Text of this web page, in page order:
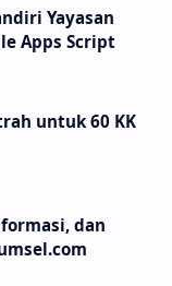
Yayasan
Apps Script
untuk 60 KK
dan